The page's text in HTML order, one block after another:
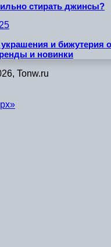
стирать джинсы?
и бижутерия
и новинки
Tonw.ru